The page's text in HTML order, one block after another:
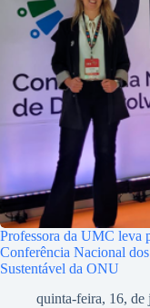
Professora da UMC leva
Conferência Nacional
Sustentável da ONU
quinta-feira, 16, de